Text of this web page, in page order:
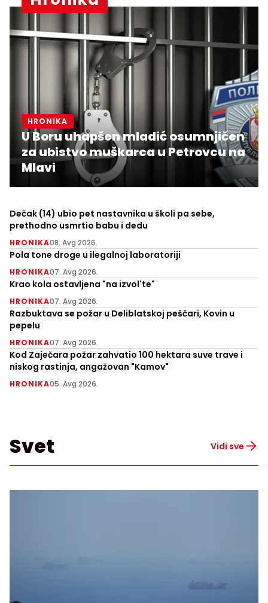
HRONIKA
U Boru uhapšen mladić osumnjičen
za ubistvo muškarca u Petrovcu na
Mlavi
Dečak (14) ubio pet nastavnika u školi pa sebe,
prethodno usmrtio babu i dedu
HRONIKA08. Avg 2026.
Pola tone droge u ilegalnoj laboratoriji
HRONIKA07. Avg 2026.
Krao kola ostavljena "na izvol'te"
HRONIKA07. Avg 2026.
Razbuktava se požar u Deliblatskoj peščari, Kovin u
pepelu
HRONIKA07. Avg 2026.
Kod Zaječara požar zahvatio 100 hektara suve trave i
niskog rastinja, angažovan "Kamov"
HRONIKA05. Avg 2026.
Svet Vidi sve